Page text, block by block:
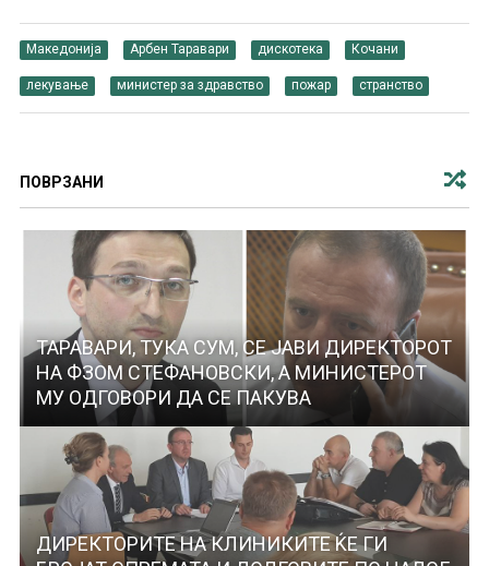
Македонија Арбен Таравари дискотека Кочани
лекување министер за здравство пожар странство
ПОВРЗАНИ
ТАРАВАРИ, ТУКА СУМ, СЕ ЈАВИ ДИРЕКТОРОТ
НА ФЗОМ СТЕФАНОВСКИ, А МИНИСТЕРОТ
МУ ОДГОВОРИ ДА СЕ ПАКУВА
ДИРЕКТОРИТЕ НА КЛИНИКИТЕ ЌЕ ГИ